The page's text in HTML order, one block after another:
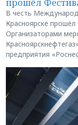
В честь
Красноярске прошёл
Организаторами
предприятия